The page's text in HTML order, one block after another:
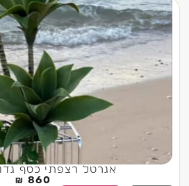
אגרטל רצפתי כסף
860
₪